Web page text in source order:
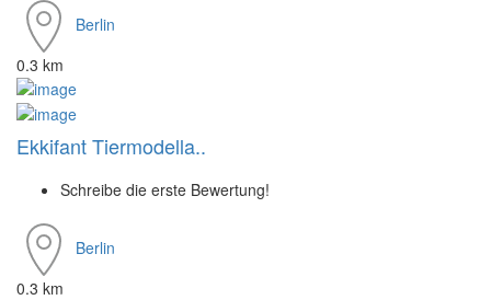
Berlin
0.3 km
Ekkifant Tiermodella..
Schreibe die erste Bewertung!
Berlin
0.3 km